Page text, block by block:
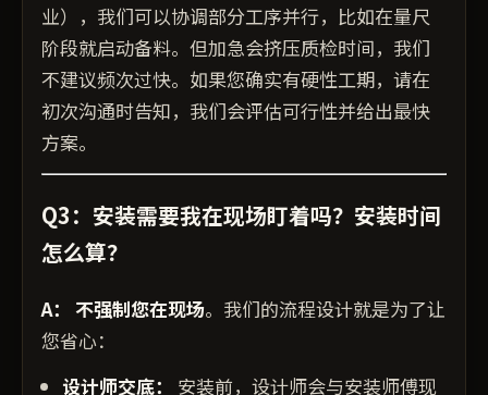
业），我们可以协调部分工序并行，比如在量尺
阶段就启动备料。但加急会挤压质检时间，我们
不建议频次过快。如果您确实有硬性工期，请在
初次沟通时告知，我们会评估可行性并给出最快
方案。
Q3：安装需要我在现场盯着吗？安装时间
怎么算？
A： 不强制您在现场。我们的流程设计就是为了让
您省心：
设计师交底：
安装前，设计师会与安装师傅现